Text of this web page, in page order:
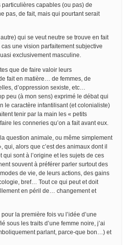
capables (ou pas) de
pas, de fait, mais qui pourtant serait
qui se veut neutre se trouve en fait
une vision parfaitement subjective
exclusivement masculine.
que de faire valoir leurs
fait en matière… de femmes, de
d’oppression sexiste, etc…
peu (à mon sens) exprimé le débat qui
le caractère infantilisant (et colonialiste)
tenir par la main les « petits
les conneries qu’on a fait avant eux.
question animale, ou même simplement
qui, alors que c’est des animaux dont il
sont à l’origine et les sujets de ces
souvent à préférer parler surtout des
de vie, de leurs actions, des gains
bref… Tout ce qui peut et doit
en péril de… changement et
la première fois vu l’idée d’une
sous les traits d’une femme noire, j’ai
parlant, parce-que bon…) et